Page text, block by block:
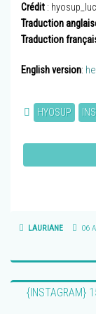
Crédit :
Traduction
Traduction
English version:
HYOSUP
LAURIANE 06
{INSTAGRAM}